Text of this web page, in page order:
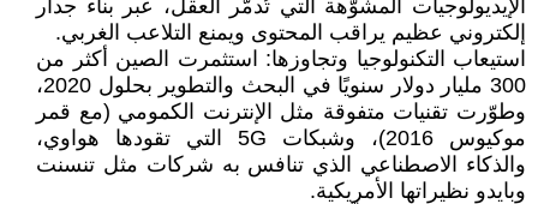
الإيديولوجيات المشوّهة التي تُدمّر العقل، عبر بناء جدار
إلكتروني عظيم يراقب المحتوى ويمنع التلاعب الغربي.
استيعاب التكنولوجيا وتجاوزها: استثمرت الصين أكثر من
300 مليار دولار سنويًا في البحث والتطوير بحلول 2020،
وطوّرت تقنيات متفوقة مثل الإنترنت الكمومي (مع قمر
موكيوس 2016)، وشبكات 5G التي تقودها هواوي،
والذكاء الاصطناعي الذي تنافس به شركات مثل تنسنت
وبايدو نظيراتها الأمريكية.